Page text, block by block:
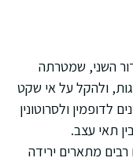
השני, שמטרתה
ולהקל על אי שקט
לדופמין ולסרוטונין
תאי עצב.
מתארים ירידה